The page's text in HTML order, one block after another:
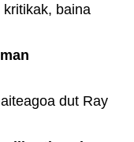
baina
dut Ray